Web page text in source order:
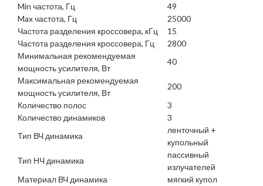
Min частота, Гц
49
Max частота, Гц
25000
Частота разделения кроссовера, кГц
15
Частота разделения кроссовера, Гц
2800
Минимальная рекомендуемая
мощность усилителя, Вт
40
Максимальная рекомендуемая
мощность усилителя, Вт
200
Количество полос
3
Количество динамиков
3
Тип ВЧ динамика
ленточный +
купольный
Тип НЧ динамика
пассивный
излучателей
Материал ВЧ динамика
мягкий купол